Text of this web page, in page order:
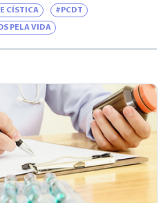
CÍSTICA #PCDT
PELA VIDA